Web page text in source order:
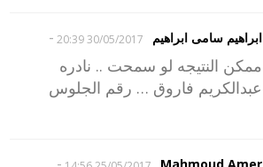
ابراهيم سامى ابراهيم 30/05/2017 20:39
-
ممكن النتيجه لو سمحت .. نادره
عبدالكريم فاروق … رقم الجلوس